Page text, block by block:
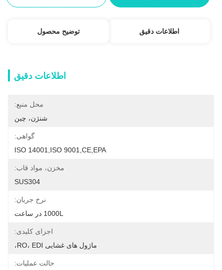
اطلاعات دقیق توضیح محصول
اطلاعات دقیق
محل منبع:
شنژن، چین
گواهی:
ISO 14001,ISO 9001,CE,EPA
مخزن، مواد قاب:
SUS304
نرخ جریان:
1000L در ساعت
اجزای کلیدی:
ماژول های غشایی RO، EDI،
حالت عملیات: